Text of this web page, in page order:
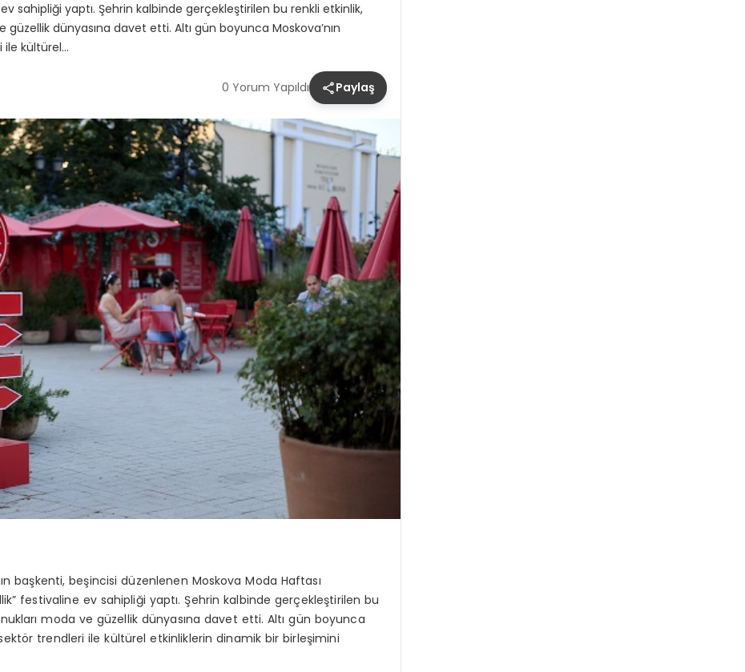
sahipliği yaptı. Şehrin kalbinde gerçekleştirilen bu renkli etkinlik,
dünyasına davet etti. Altı gün boyunca Moskova’nın
ile kültürel…
0 Yorum Yapıldı Paylaş
başkenti, beşincisi düzenlenen Moskova Moda Haftası
festivaline ev sahipliği yaptı. Şehrin kalbinde gerçekleştirilen bu
moda ve güzellik dünyasına davet etti. Altı gün boyunca
trendleri ile kültürel etkinliklerin dinamik bir birleşimini